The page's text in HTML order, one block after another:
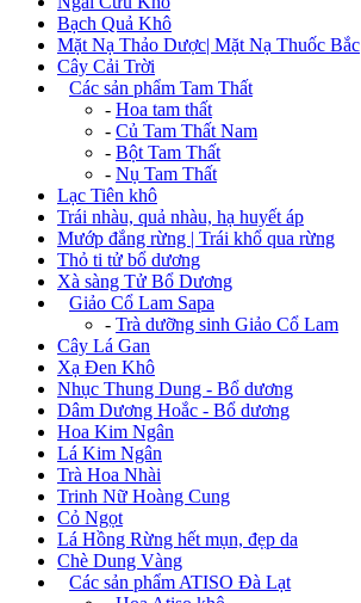
Bạch Quả Khô
Mặt Nạ Thảo Dược| Mặt Nạ Thuốc Bắc
Cây Cải Trời
Các sản phẩm Tam Thất
- Hoa tam thất
- Củ Tam Thất Nam
- Bột Tam Thất
- Nụ Tam Thất
Lạc Tiên khô
Trái nhàu, quả nhàu, hạ huyết áp
Mướp đắng rừng | Trái khổ qua rừng
Thỏ ti tử bổ dương
Xà sàng Tử Bổ Dương
Giảo Cổ Lam Sapa
- Trà dưỡng sinh Giảo Cổ Lam
Cây Lá Gan
Xạ Đen Khô
Nhục Thung Dung - Bổ dương
Dâm Dương Hoắc - Bổ dương
Hoa Kim Ngân
Lá Kim Ngân
Trà Hoa Nhài
Trinh Nữ Hoàng Cung
Cỏ Ngọt
Lá Hồng Rừng hết mụn, đẹp da
Chè Dung Vàng
Các sản phẩm ATISO Đà Lạt